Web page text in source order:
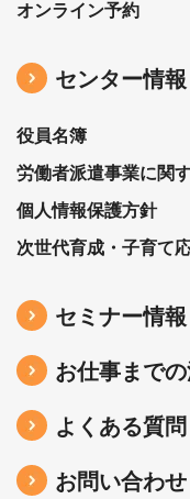
オンライン予約
センター情報
役員名簿
労働者派遣事業に関
個人情報保護方針
次世代育成・子育て
セミナー情報
お仕事まで
よくある質問
お問い合わせ